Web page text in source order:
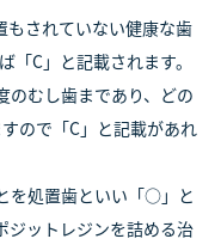
されていない健康な歯
C」と記載されます。
のむし歯まであり、どの
ので「C」と記載があれ
を処置歯といい「○」と
ジットレジンを詰める治